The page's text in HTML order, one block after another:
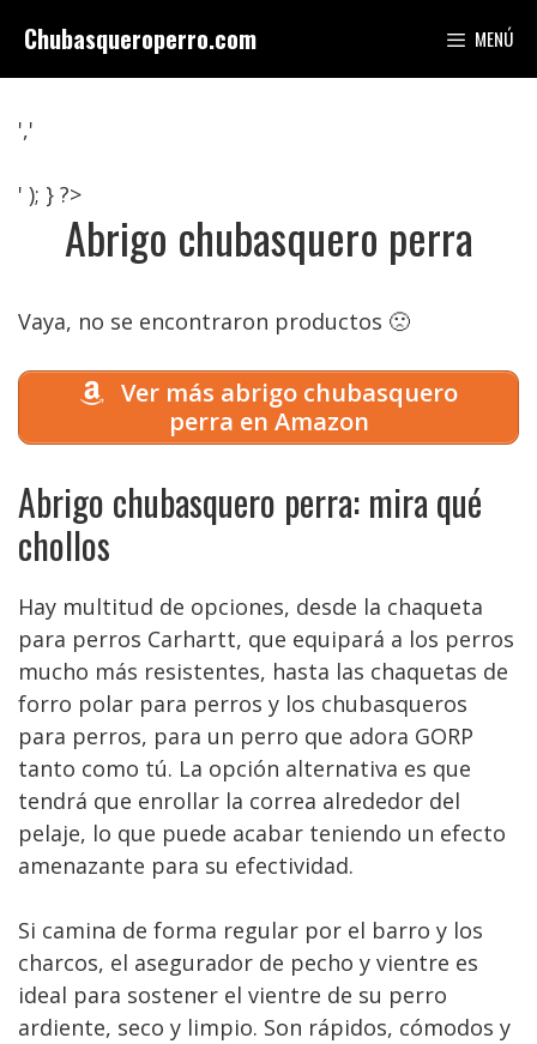
contenido
Chubasqueroperro.com MENÚ
','
' ); } ?>
Abrigo chubasquero perra
Vaya, no se encontraron productos 🙁
Ver más abrigo chubasquero
perra en Amazon
Abrigo chubasquero perra: mira qué
chollos
Hay multitud de opciones, desde la chaqueta
para perros Carhartt, que equipará a los perros
mucho más resistentes, hasta las chaquetas de
forro polar para perros y los chubasqueros
para perros, para un perro que adora GORP
tanto como tú. La opción alternativa es que
tendrá que enrollar la correa alrededor del
pelaje, lo que puede acabar teniendo un efecto
amenazante para su efectividad.
Si camina de forma regular por el barro y los
charcos, el asegurador de pecho y vientre es
ideal para sostener el vientre de su perro
ardiente, seco y limpio. Son rápidos, cómodos y